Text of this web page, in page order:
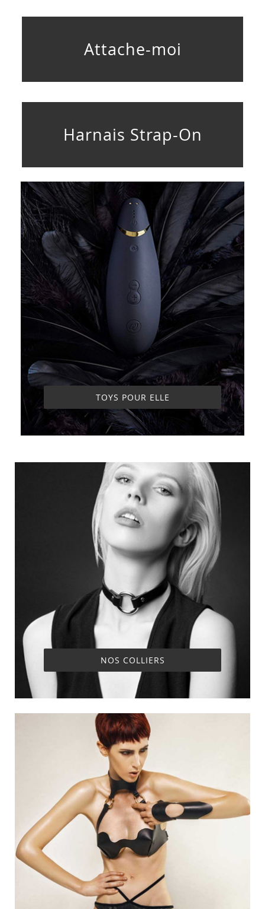
Attache-moi
Harnais Strap-On
TOYS POUR ELLE
NOS COLLIERS